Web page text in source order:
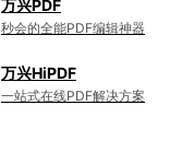
万兴PDF
秒会的全能PDF编辑神器
万兴HiPDF
一站式在线PDF解决方案